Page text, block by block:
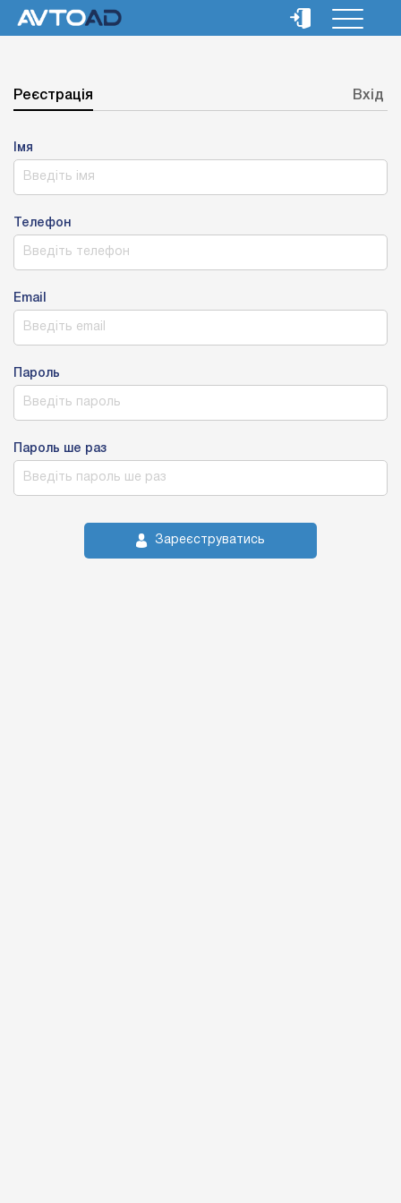
Реєстрація Вхід
Імя
Телефон
Email
Пароль
Пароль ше раз
Зареєструватись